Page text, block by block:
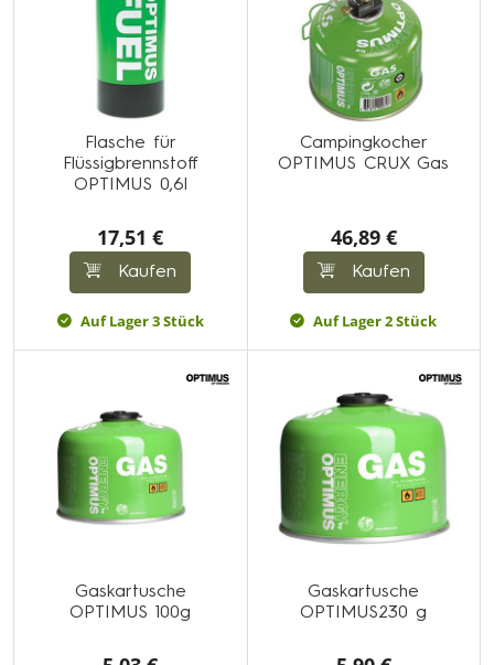
Flasche für
Flüssigbrennstoff
OPTIMUS 0,6l
17,51 €
Kaufen
Auf Lager 3 Stück
Campingkocher
OPTIMUS CRUX Gas
46,89 €
Kaufen
Auf Lager 2 Stück
Gaskartusche
OPTIMUS 100g
Gaskartusche
OPTIMUS230 g